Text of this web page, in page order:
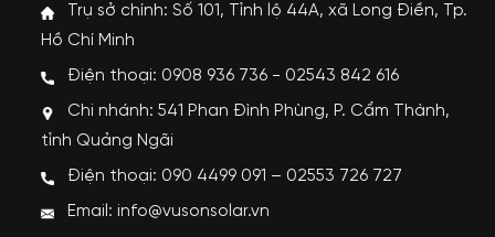
Trụ sở chính: Số 101, Tỉnh lộ 44A, xã Long Điền, Tp.
Hồ Chí Minh
Điện thoại: 0908 936 736 - 02543 842 616
Chi nhánh: 541 Phan Đình Phùng, P. Cẩm Thành,
tỉnh Quảng Ngãi
Điện thoại: 090 4499 091 – 02553 726 727
Email: info@vusonsolar.vn